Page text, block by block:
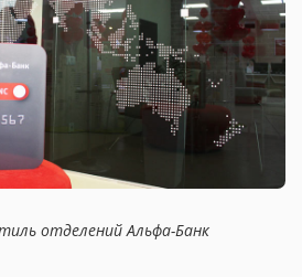
отделений Альфа-Банк